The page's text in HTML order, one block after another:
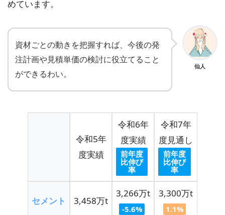
めています。
仙人
資材ごとの動きを把握すれば、今後の発
注計画や見積単価の検討に役立てること
ができるわい。
令和5年
度実績
令和6年
度実績
前年度
比伸び
率
令和7年
度見通し
前年度
比伸び
率
セメント 3,458万t
3,266万t
-5.6%
3,300万t
1.1%